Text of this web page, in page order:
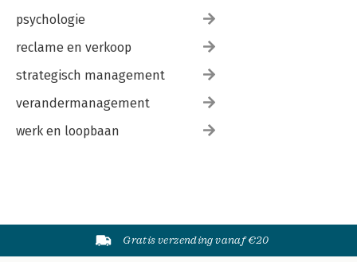
psychologie
reclame en verkoop
strategisch management
verandermanagement
werk en loopbaan
Gratis verzending vanaf €20